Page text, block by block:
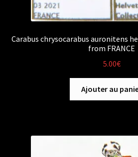
Carabus chrysocarabus auronitens
from FRANCE
5.00€
Ajouter au